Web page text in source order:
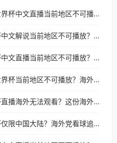
在马来西亚看咪咕视频世界杯中文直播当前地区不可播放？这篇指南帮你搞定海外看球难题
在海外看咪咕视频世界杯中文解说当前地区不可播放？这篇指南帮你解决所有问题
在越南看咪咕视频世界杯中文直播当前地区不可播放？这篇指南帮你解决所有海外观赛难题
在澳大利亚看咪咕视频世界杯当前地区不可播放？海外党体育观赛终极指南
在越南看咪咕视频世界杯直播海外无法观看？这份海外观赛终极指南帮你搞定
在泰国看咪咕视频世界杯仅限中国大陆？海外党看球追剧的终极破局指南